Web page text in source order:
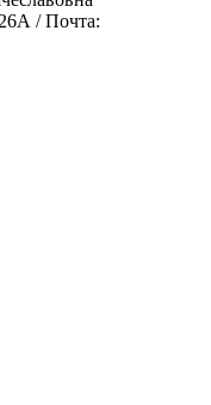
/ Почта: